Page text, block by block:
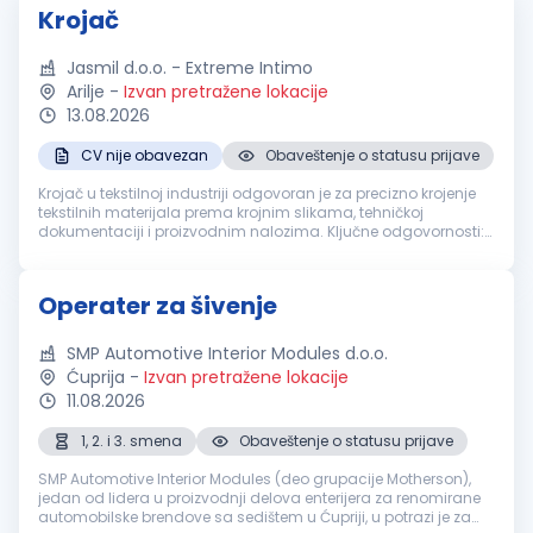
Krojač
Jasmil d.o.o. - Extreme Intimo
Arilje - Izvan pretražene lokacije
13.08.2026
CV nije obavezan
Obaveštenje o statusu prijave
Krojač u tekstilnoj industriji odgovoran je za precizno krojenje
tekstilnih materijala prema krojnim slikama, tehničkoj
dokumentaciji i proizvodnim nalozima. Ključne odgovornosti:
Operater za šivenje
SMP Automotive Interior Modules d.o.o.
Ćuprija - Izvan pretražene lokacije
11.08.2026
1, 2. i 3. smena
Obaveštenje o statusu prijave
SMP Automotive Interior Modules (deo grupacije Motherson),
jedan od lidera u proizvodnji delova enterijera za renomirane
automobilske brendove sa sedištem u Ćupriji, u potrazi je za